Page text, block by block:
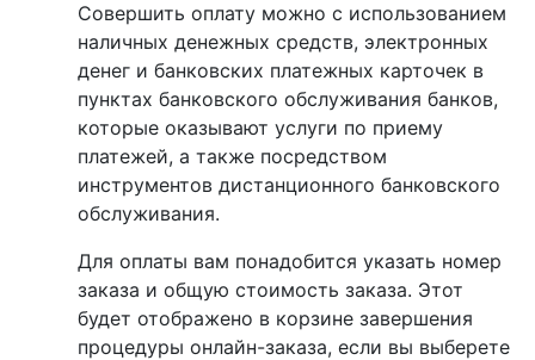
Совершить оплату можно с использованием
наличных денежных средств, электронных
денег и банковских платежных карточек в
пунктах банковского обслуживания банков,
которые оказывают услуги по приему
платежей, а также посредством
инструментов дистанционного банковского
обслуживания.
Для оплаты вам понадобится указать номер
заказа и общую стоимость заказа. Этот
будет отображено в корзине завершения
процедуры онлайн-заказа, если вы выберете